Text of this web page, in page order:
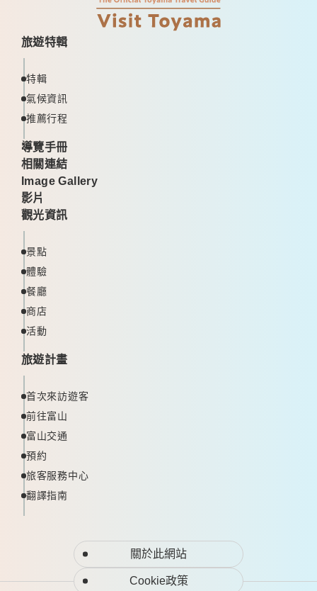
旅遊特輯
特輯
氣候資訊
推薦行程
導覽手冊
相關連結
Image Gallery
影片
觀光資訊
景點
體驗
餐廳
商店
活動
旅遊計畫
首次來訪遊客
前往富山
富山交通
預約
旅客服務中心
翻譯指南
關於此網站
Cookie政策